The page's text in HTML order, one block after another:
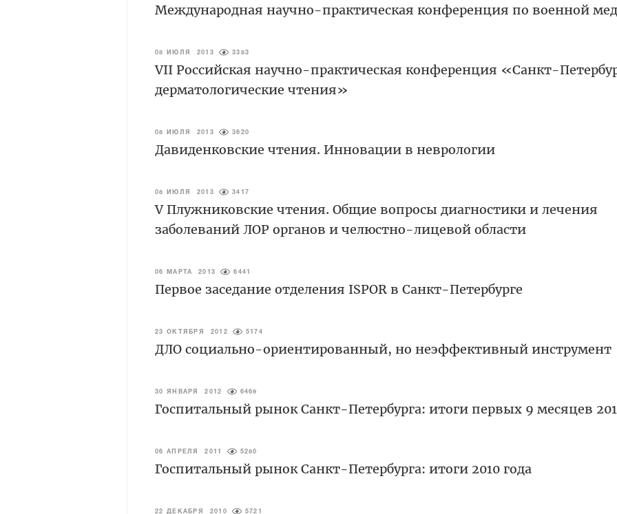
Международная научно-практическая конференция по военной
08 ИЮЛЯ 2013 3383
VII Российская научно-практическая конференция «Санкт-
дерматологические чтения»
08 ИЮЛЯ 2013 3620
Давиденковские чтения. Инновации в неврологии
08 ИЮЛЯ 2013 3417
V Плужниковские чтения. Общие вопросы диагностики и лечения
заболеваний ЛОР органов и челюстно-лицевой области
06 МАРТА 2013 6441
Первое заседание отделения ISPOR в Санкт-Петербурге
23 ОКТЯБРЯ 2012 5174
ДЛО социально-ориентированный, но неэффективный инструмент
30 ЯНВАРЯ 2012 6469
Госпитальный рынок Санкт-Петербурга: итоги первых 9 месяцев
06 АПРЕЛЯ 2011 5280
Госпитальный рынок Санкт-Петербурга: итоги 2010 года
22 ДЕКАБРЯ 2010 5721